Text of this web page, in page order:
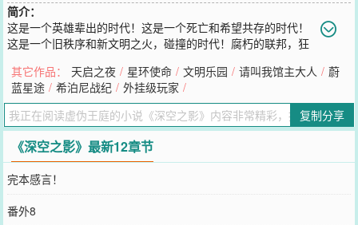
简介：
这是一个英雄辈出的时代！这是一个死亡和希望共存的时代！
这是一个旧秩序和新文明之火，碰撞的时代！腐朽的联邦，狂
史诗？
您要是觉得《深空之影 》还不错的话请不要忘记向您QQ群和微博微信
里的朋友推荐哦！
其它作品： 天启之夜 / 星环使命 / 文明乐园 / 请叫我馆主大人 / 蔚
蓝星途 / 希泊尼战纪 / 外挂级玩家 /
复制分享
《深空之影》最新12章节
完本感言！
番外8